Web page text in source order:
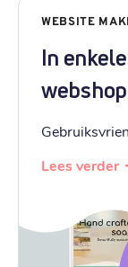
WEBSITE
In
webshop
Lees verder